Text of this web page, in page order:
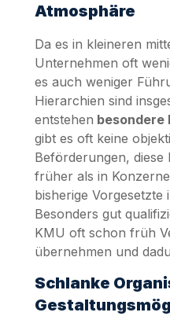
Atmosphäre
Da es in kleineren
Unternehmen oft
es auch weniger
Hierarchien sind
entstehen besondere
gibt es oft keine
Beförderungen,
früher als in
bisherige Vorgesetzte
Besonders gut
KMU oft schon früh
übernehmen und
Schlanke